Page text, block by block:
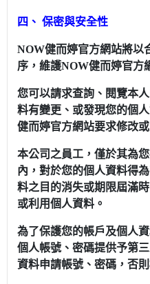
四、 保密與安全性
NOW健而婷官方網站將以
序，維護NOW健而婷官方
您可以請求查詢、閱覽本
料有變更、或發現您的個
健而婷官方網站要求修改或
本公司之員工，僅於其為
內，對於您的個人資料得
料之目的消失或期限屆滿
或利用個人資料。
為了保護您的帳戶及個人
個人帳號、密碼提供予第
資料申請帳號、密碼，否